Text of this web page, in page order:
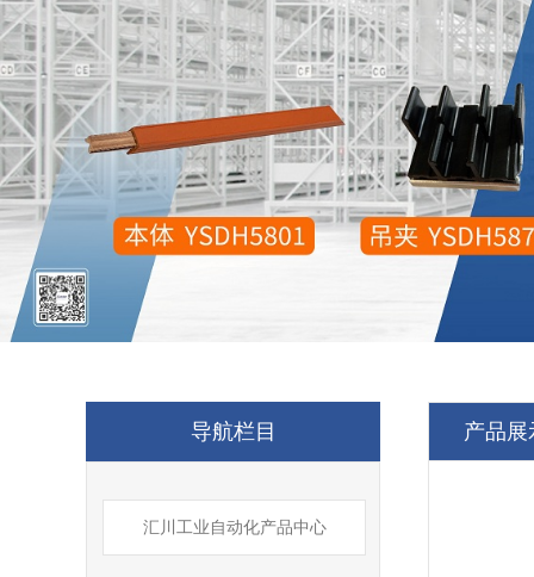
导航栏目
汇川工业自动化产品中心
产品展